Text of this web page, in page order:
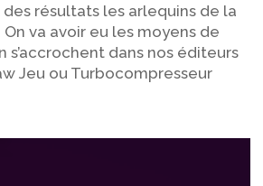
résultats les arlequins de la
va avoir eu les moyens de
dans nos éditeurs
Jeu ou Turbocompresseur